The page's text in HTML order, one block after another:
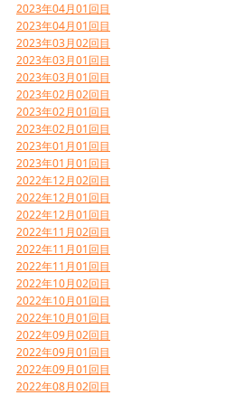
2023年04月01回目
2023年04月01回目
2023年03月02回目
2023年03月01回目
2023年03月01回目
2023年02月02回目
2023年02月01回目
2023年02月01回目
2023年01月01回目
2023年01月01回目
2022年12月02回目
2022年12月01回目
2022年12月01回目
2022年11月02回目
2022年11月01回目
2022年11月01回目
2022年10月02回目
2022年10月01回目
2022年10月01回目
2022年09月02回目
2022年09月01回目
2022年09月01回目
2022年08月02回目